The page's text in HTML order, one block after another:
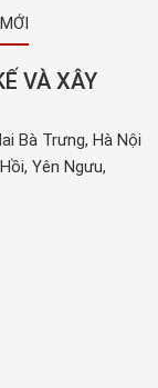
VÀ XÂY
Bà Trưng, Hà Nội
Yên Ngưu,